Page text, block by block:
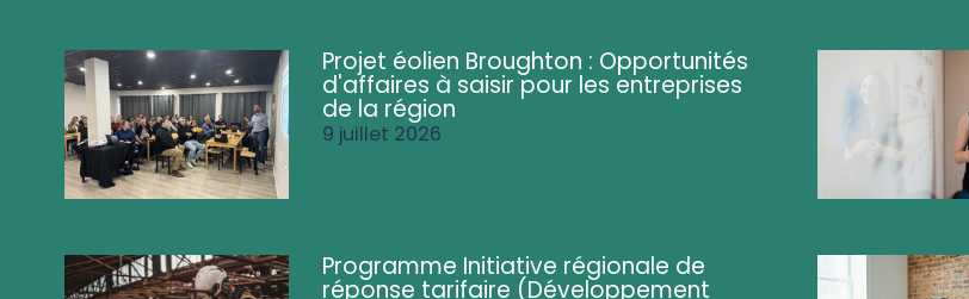
Projet éolien Broughton : Opportunités
d'affaires à saisir pour les entreprises
de la région
9 juillet 2026
Programme Initiative régionale de
réponse tarifaire (Développement